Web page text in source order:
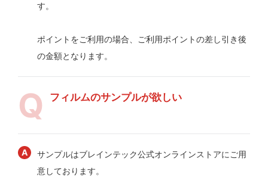
す。
ポイントをご利用の場合、ご利用ポイントの差し引き後
の金額となります。
フィルムのサンプルが欲しい
サンプルはブレインテック公式オンラインストアにご用
意しております。